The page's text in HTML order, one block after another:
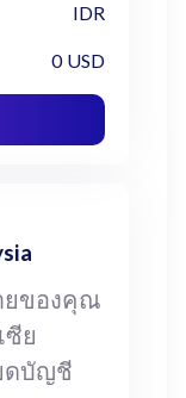
IDR
0 USD
ยของคุณ
ซีย
ดบัญชี